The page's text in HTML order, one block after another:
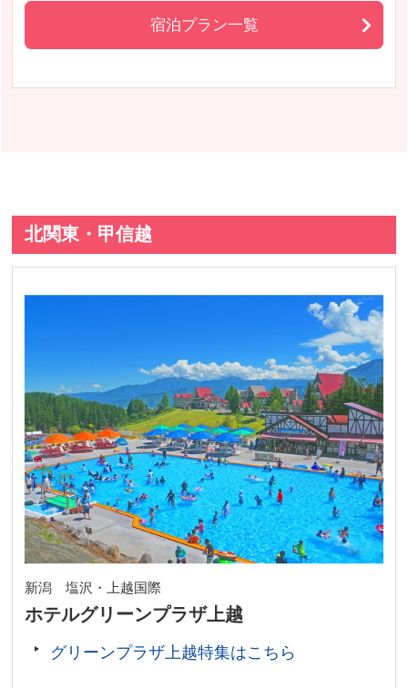
宿泊プラン一覧
北関東・甲信越
新潟 塩沢・上越国際
ホテルグリーンプラザ上越
グリーンプラザ上越特集はこちら